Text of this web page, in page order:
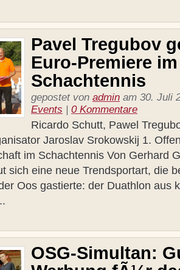
Pavel Tregubov
Euro-Premiere im
Schachtennis
gepostet von admin am 30. Juli
Events
0 Kommentare
Ricardo Schutt, Pawel
Jaroslav Srokowskij 1.
im Schachtennis Von Gerhard
sich eine neue Trendsportart, die
Oos gastierte: der Duathlon aus
OSG-Simultan: